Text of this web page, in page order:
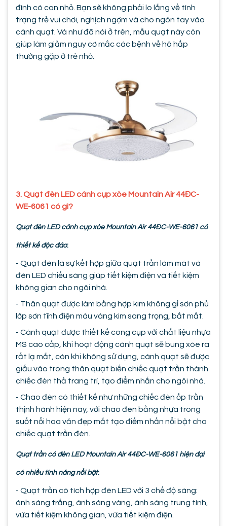
đình có con nhỏ. Bạn sẽ không phải lo lắng về tình
trạng trẻ vui chơi, nghịch ngợm và cho ngón tay vào
cánh quạt. Và như đã nói ở trên, mẫu quạt này còn
giúp làm giảm nguy cơ mắc các bệnh về hô hấp
thường gặp ở trẻ nhỏ.
3. Quạt đèn LED cánh cụp xòe Mountain Air 44ĐC-
WE-6061 có gì?
Quạt đèn LED cánh cụp xòe Mountain Air 44ĐC-WE-6061 có
thiết kế độc đáo:
- Quạt đèn là sự kết hợp giữa quạt trần làm mát và
đèn LED chiếu sáng giúp tiết kiệm điện và tiết kiệm
không gian cho ngôi nhà.
- Thân quạt được làm bằng hợp kim không gỉ sơn phủ
lớp sơn tĩnh điện màu vàng kim sang trọng, bắt mắt.
- Cánh quạt được thiết kế cong cụp với chất liệu nhựa
MS cao cấp, khi hoạt động cánh quạt sẽ bung xòe ra
rất lạ mắt, còn khi không sử dụng, cánh quạt sẽ được
giấu vào trong thân quạt biến chiếc quạt trần thành
chiếc đèn thả trang trí, tạo điểm nhấn cho ngôi nhà.
- Chao đèn có thiết kế như những chiếc đèn ốp trần
thịnh hành hiện nay, với chao đèn bằng nhựa trong
suốt nổi hoa văn đẹp mắt tạo điểm nhấn nổi bật cho
chiếc quạt trần đèn.
Quạt trần có đèn LED Mountain Air 44ĐC-WE-6061 hiện đại
có nhiều tính năng nổi bật:
- Quạt trần có tích hợp đèn LED với 3 chế độ sáng:
ánh sáng trắng, ánh sáng vàng, ánh sáng trung tính,
vừa tiết kiệm không gian, vừa tiết kiệm điện.